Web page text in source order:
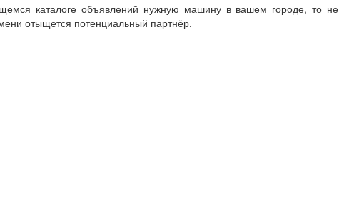
каталоге объявлений нужную машину в вашем городе, то не
отыщется потенциальный партнёр.